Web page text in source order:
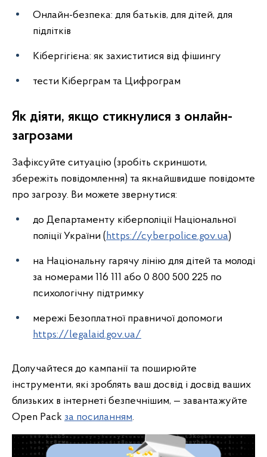
Онлайн-безпека: для батьків, для дітей, для
підлітків
Кібергігієна: як захиститися від фішингу
тести Кіберграм та Цифрограм
Як діяти, якщо стикнулися з онлайн-
загрозами
Зафіксуйте ситуацію (зробіть скриншоти,
збережіть повідомлення) та якнайшвидше повідомте
про загрозу. Ви можете звернутися:
до Департаменту кіберполіції Національної
поліції України (https://cyberpolice.gov.ua)
на Національну гарячу лінію для дітей та молоді
за номерами 116 111 або 0 800 500 225 по
психологічну підтримку
мережі Безоплатної правничої допомоги
https://legalaid.gov.ua/
Долучайтеся до кампанії та поширюйте
інструменти, які зроблять ваш досвід і досвід ваших
близьких в інтернеті безпечнішим, — завантажуйте
Open Pack за посиланням.